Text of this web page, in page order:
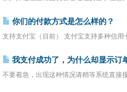
你们的付款方式是怎么样的？
支持支付宝（目前） 支付宝支持多种信用
我支付成功了，为什么却显示订
不要着急，出现这种情况请稍等系统直接